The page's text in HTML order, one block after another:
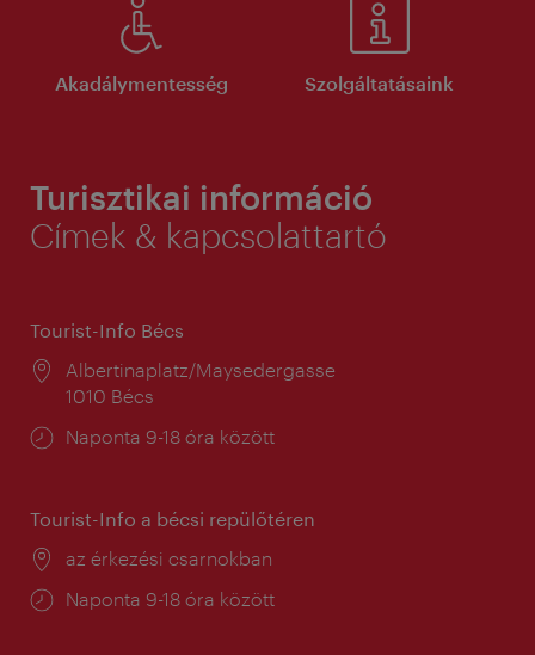
Akadálymentesség Szolgáltatásaink
Turisztikai információ
Címek & kapcsolattartó
Tourist-Info Bécs
Helyszín:
Albertinaplatz/Maysedergasse
1010 Bécs
Nyitva
Naponta 9-18 óra között
Tourist-Info a bécsi repülőtéren
Helyszín:
az érkezési csarnokban
Nyitva
Naponta 9-18 óra között